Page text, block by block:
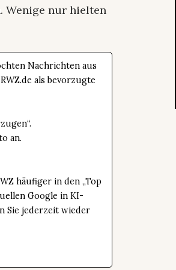
Wenige nur hielten
Nachrichten aus
als bevorzugte
an.
häufiger in den „Top
Google in KI-
Sie jederzeit wieder